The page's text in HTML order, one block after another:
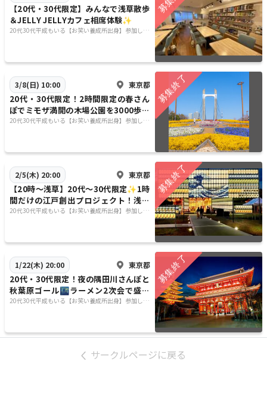
【20代・30代限定】みんなで浅草散歩
＆JELLY JELLYカフェ相席体験✨
20代30代平成もいる【お笑い養成所出身】参加しや
3/8(日) 10:00 東京都
20代・30代限定！2時間限定の春さん
ぽでミモザ満開の木場公園を3000歩歩
こう✨
20代30代平成もいる【お笑い養成所出身】参加しや
2/5(木) 20:00 東京都
【20時〜浅草】20代〜30代限定✨1時
間だけの江戸創出プロジェクト！浅草
まち歩きスペシャル🌙
20代30代平成もいる【お笑い養成所出身】参加しや
1/22(木) 20:00 東京都
20代・30代限定！夜の隅田川さんぽと
秋葉原ゴール🌃ラーメン2次会で盛り
上がろう🍜
20代30代平成もいる【お笑い養成所出身】参加しや
サークルページに戻る